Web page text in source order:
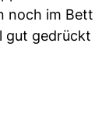
noch im
gut gedrückt